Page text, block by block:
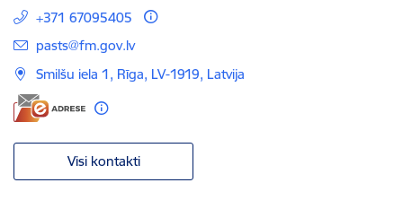
+371 67095405
E-pasts:
pasts@fm.gov.lv
Smilšu iela 1, Rīga, LV-1919, Latvija
Visi kontakti